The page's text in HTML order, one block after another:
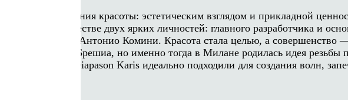
подтверждения красоты: эстетическим взглядом и прикладной
сотрудничестве двух ярких личностей: главного разработчика и
по дереву Антонио Комини. Красота стала целью, а совершенство
и работают в Брешиа, но именно тогда в Милане родилась идея резьбы
формы Diapason Karis идеально подходили для создания волн,